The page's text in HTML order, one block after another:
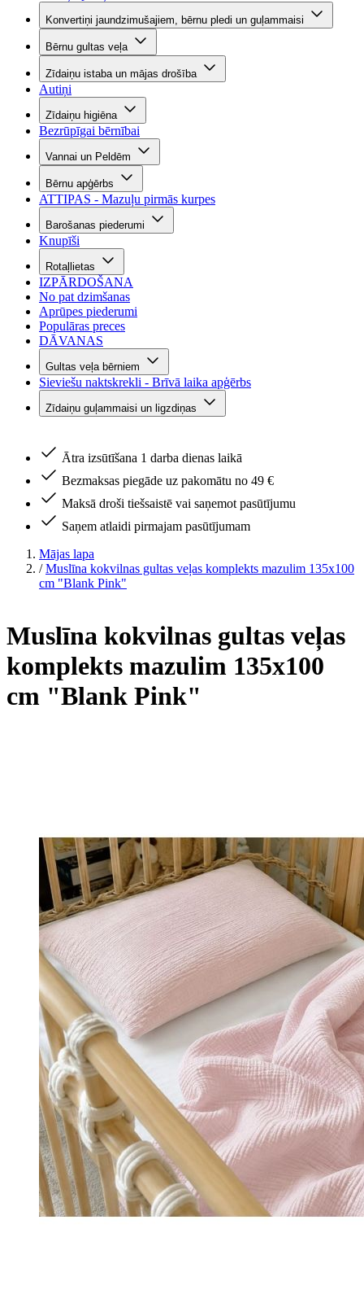
Konvertiņi jaundzimušajiem, bērnu pledi un guļammaisi
Bērnu gultas veļa
Zīdaiņu istaba un mājas drošība
Autiņi
Zīdaiņu higiēna
Bezrūpīgai bērnībai
Vannai un Peldēm
Bērnu apģērbs
ATTIPAS - Mazuļu pirmās kurpes
Barošanas piederumi
Knupīši
Rotaļlietas
IZPĀRDOŠANA
No pat dzimšanas
Aprūpes piederumi
Populāras preces
DĀVANAS
Gultas veļa bērniem
Sieviešu naktskrekli - Brīvā laika apģērbs
Zīdaiņu guļammaisi un ligzdiņas
Ātra izsūtīšana 1 darba dienas laikā
Bezmaksas piegāde uz pakomātu no 49 €
Maksā droši tiešsaistē vai saņemot pasūtījumu
Saņem atlaidi pirmajam pasūtījumam
Mājas lapa
/ Muslīna kokvilnas gultas veļas komplekts mazulim 135x100
cm "Blank Pink"
Muslīna kokvilnas gultas veļas
komplekts mazulim 135x100
cm "Blank Pink"